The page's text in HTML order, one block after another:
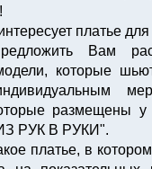
платье
Вам
которые
размещены
РУК В РУКИ".
платье, в